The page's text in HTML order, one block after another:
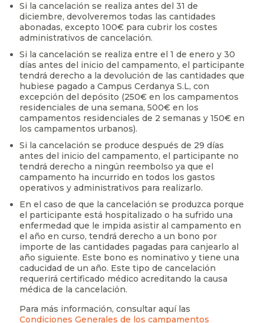
Si la cancelación se realiza antes del 31 de
diciembre, devolveremos todas las cantidades
abonadas, excepto 100€ para cubrir los costes
administrativos de cancelación.
Si la cancelación se realiza entre el 1 de enero y 30
días antes del inicio del campamento, el participante
tendrá derecho a la devolución de las cantidades que
hubiese pagado a Campus Cerdanya S.L, con
excepción del depósito (250€ en los campamentos
residenciales de una semana, 500€ en los
campamentos residenciales de 2 semanas y 150€ en
los campamentos urbanos).
Si la cancelación se produce después de 29 días
antes del inicio del campamento, el participante no
tendrá derecho a ningún reembolso ya que el
campamento ha incurrido en todos los gastos
operativos y administrativos para realizarlo.
En el caso de que la cancelación se produzca porque
el participante está hospitalizado o ha sufrido una
enfermedad que le impida asistir al campamento en
el año en curso, tendrá derecho a un bono por
importe de las cantidades pagadas para canjearlo al
año siguiente. Este bono es nominativo y tiene una
caducidad de un año. Este tipo de cancelación
requerirá certificado médico acreditando la causa
médica de la cancelación.
Para más información, consultar aquí las
Condiciones Generales de los campamentos